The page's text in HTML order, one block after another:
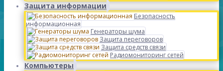
Защита информации
Безопасность
информационная
Генераторы шума
Защита переговоров
Защита средств связи
Радиомониторинг сетей
Компьютеры